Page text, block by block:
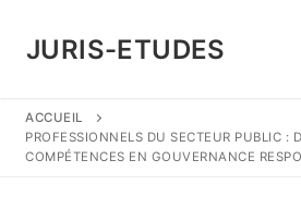
contenu
JURIS-ETUDES
ACCUEIL
PROFESSIONNELS DU SECTEUR PUBLIC :
COMPÉTENCES EN GOUVERNANCE